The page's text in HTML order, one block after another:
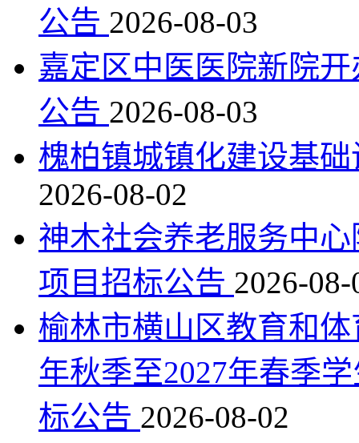
公告 2026-08-03
嘉定区中医医院新院
公告 2026-08-03
槐柏镇城镇化建设基
2026-08-02
神木社会养老服务中
项目招标公告 2026-08-
榆林市横山区教育和
年秋季至2027年春季
标公告 2026-08-02